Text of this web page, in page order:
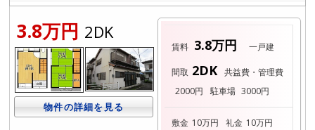
3.8万円 2DK
物件の詳細を見る
賃料 3.8万円 一戸建
間取 2DK
共益費・管理費
2000円
駐車場 3000円
敷金 10万円 礼金 10万円